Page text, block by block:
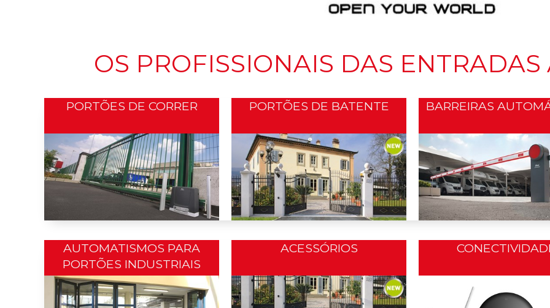
OS PROFISSIONAIS DAS
PORTÕES DE CORRER PORTÕES DE BATENTE BARREIRAS
AUTOMATISMOS PARA
PORTÕES INDUSTRIAIS
ACESSÓRIOS